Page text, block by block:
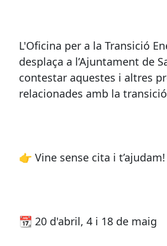
L'Oficina per a la Transició
desplaça a l’Ajuntament de
contestar aquestes i altres
relacionades amb la
👉 Vine sense cita i t’ajudam!
📆 20 d'abril, 4 i 18 de maig